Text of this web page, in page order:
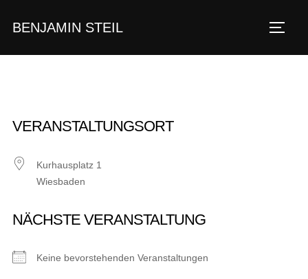
InhaltBENJAMIN STEIL
VERANSTALTUNGSORT
Kurhausplatz 1
Wiesbaden
NÄCHSTE VERANSTALTUNG
Keine bevorstehenden Veranstaltungen